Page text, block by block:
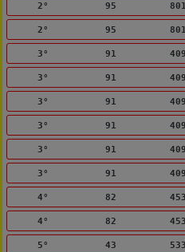
2° 95 801
2° 95 801
3° 91 409
3° 91 409
3° 91 409
3° 91 409
3° 91 409
3° 91 409
4° 82 453
4° 82 453
5° 43 533